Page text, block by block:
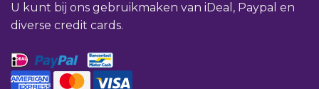
U kunt bij ons gebruikmaken van iDeal, Paypal en
diverse credit cards.